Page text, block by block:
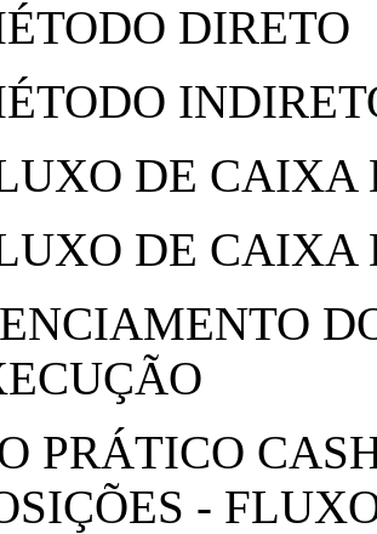
DIRETO
DE CAIXA
DE CAIXA
PRÁTICO
-